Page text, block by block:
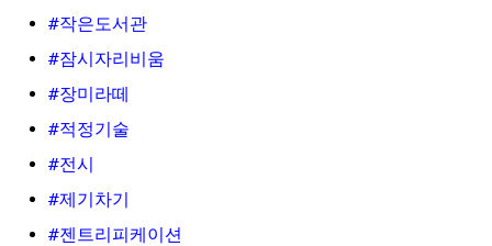
#작은도서관
#잠시자리비움
#장미라떼
#적정기술
#전시
#제기차기
#젠트리피케이션